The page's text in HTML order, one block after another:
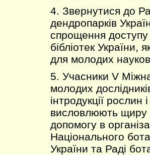
4. Звернутися до
дендропарків
спрощення доступу
бібліотек України,
для молодих
5. Учасники V
молодих
інтродукції рослин
висловлюють щиру
допомогу в
Національного
України та Раді